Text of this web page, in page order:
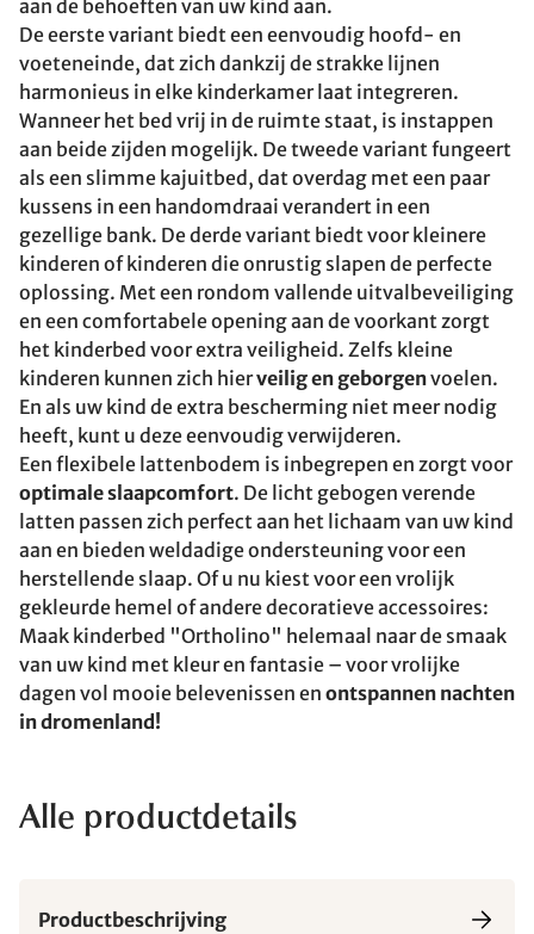
aan de behoeften van uw kind aan.
De eerste variant biedt een eenvoudig hoofd- en
voeteneinde, dat zich dankzij de strakke lijnen
harmonieus in elke kinderkamer laat integreren.
Wanneer het bed vrij in de ruimte staat, is instappen
aan beide zijden mogelijk. De tweede variant fungeert
als een slimme kajuitbed, dat overdag met een paar
kussens in een handomdraai verandert in een
gezellige bank. De derde variant biedt voor kleinere
kinderen of kinderen die onrustig slapen de perfecte
oplossing. Met een rondom vallende uitvalbeveiliging
en een comfortabele opening aan de voorkant zorgt
het kinderbed voor extra veiligheid. Zelfs kleine
kinderen kunnen zich hierveilig en geborgenvoelen.
En als uw kind de extra bescherming niet meer nodig
heeft, kunt u deze eenvoudig verwijderen.
Een flexibele lattenbodem is inbegrepen en zorgt voor
optimale slaapcomfort. De licht gebogen verende
latten passen zich perfect aan het lichaam van uw kind
aan en bieden weldadige ondersteuning voor een
herstellende slaap. Of u nu kiest voor een vrolijk
gekleurde hemel of andere decoratieve accessoires:
Maak kinderbed "Ortholino" helemaal naar de smaak
van uw kind met kleur en fantasie – voor vrolijke
dagen vol mooie belevenissen en ontspannen nachten
in dromenland!
Alle productdetails
Productbeschrijving